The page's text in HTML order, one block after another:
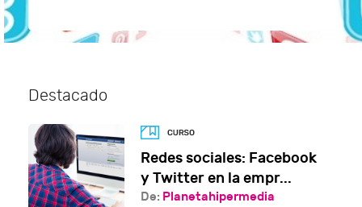
Destacado
Redes sociales: Facebook
y Twitter en la empr...
De: Planetahipermedia